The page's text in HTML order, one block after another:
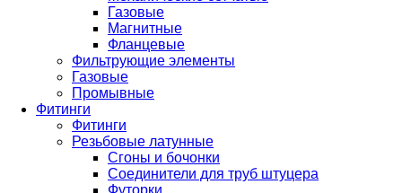
Газовые
Магнитные
Фланцевые
Фильтрующие элементы
Газовые
Промывные
Фитинги
Фитинги
Резьбовые латунные
Сгоны и бочонки
Соединители для труб штуцера